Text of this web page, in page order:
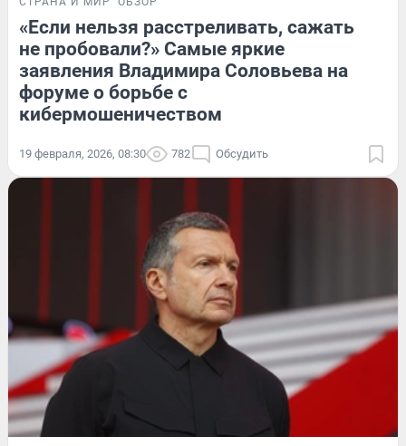
«Если нельзя расстреливать, сажать
не пробовали?» Самые яркие
заявления Владимира Соловьева на
форуме о борьбе с
кибермошеничеством
19 февраля, 2026, 08:30 782 Обсудить